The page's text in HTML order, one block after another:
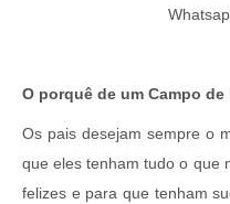
O porquê de um Campo
Os pais desejam sempre o
que eles tenham tudo o que
felizes e para que tenham